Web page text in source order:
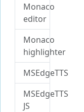
Monaco
editor
Monaco
highlighter
MSEdgeTTS
MSEdgeTTS
JS